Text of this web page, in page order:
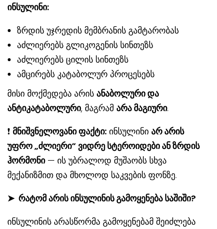
ინსულინი:
ზრდის უჯრედის მემბრანის გამტარობას
აძლიერებს გლიკოგენის სინთეზს
აძლიერებს ცილის სინთეზს
ამცირებს კატაბოლურ პროცესებს
მისი მოქმედება არის ანაბოლური და
ანტიკატაბოლური, მაგრამ არა მაგიური.
❗ მნიშვნელოვანი ფაქტი: ინსულინი არ არის
უფრო „ძლიერი“ ვიდრე სტეროიდები ან ზრდის
ჰორმონი— ის უბრალოდ მუშაობს სხვა
მექანიზმით და მხოლოდ საკვების ფონზე.
➤ რატომ არის ინსულინის გამოყენება საშიში?
ინსულინის არასწორმა გამოყენებამ შეიძლება